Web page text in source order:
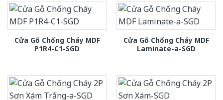
Cửa Gỗ Chống Cháy MDF
P1R4-C1-SGD
Cửa Gỗ Chống Cháy MDF
Laminate-a-SGD